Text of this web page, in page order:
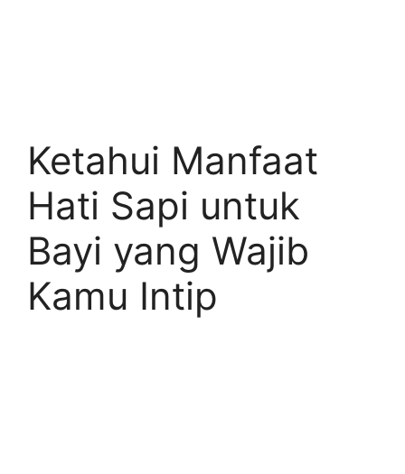
Ketahui Manfaat
Hati Sapi untuk
Bayi yang Wajib
Kamu Intip